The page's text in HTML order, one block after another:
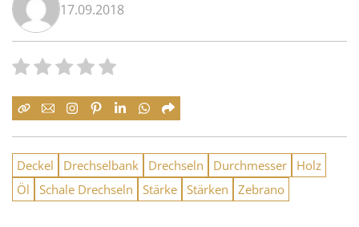
17.09.2018
Deckel Drechselbank Drechseln Durchmesser
Holz
Öl
Schale Drechseln Stärke Stärken Zebrano